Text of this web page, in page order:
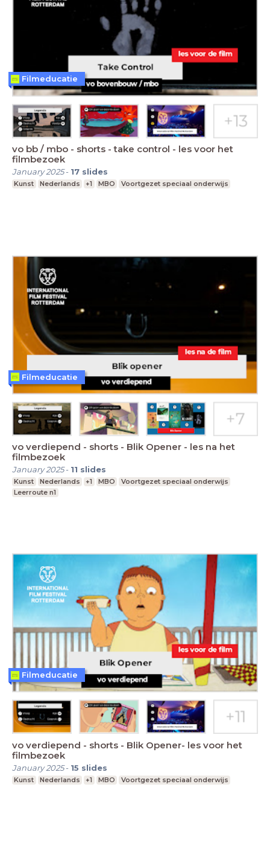
vo bb / mbo - shorts - take control - les voor het
filmbezoek
January 2025- 17 slides
Kunst Nederlands +1 MBO Voortgezet speciaal onderwijs
Filmeducatie
vo verdiepend - shorts - Blik Opener - les na het
filmbezoek
January 2025- 11 slides
Kunst Nederlands +1 MBO
Voortgezet speciaal onderwijs
Leerroute n1
Filmeducatie
vo verdiepend - shorts - Blik Opener- les voor het
filmbezoek
January 2025- 15 slides
Kunst Nederlands +1 MBO Voortgezet speciaal onderwijs
Filmeducatie